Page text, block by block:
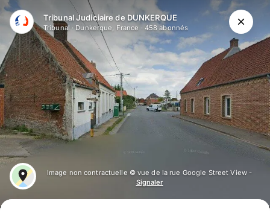
Aller au contenu principal
Tribunal Judiciaire de DUNKERQUE
Tribunal · Dunkerque, France · 458 abonnés
Image non contractuelle © vue de la rue Google Street View -
Signaler